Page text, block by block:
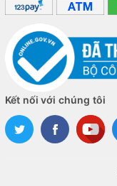
Kết nối với chúng tôi